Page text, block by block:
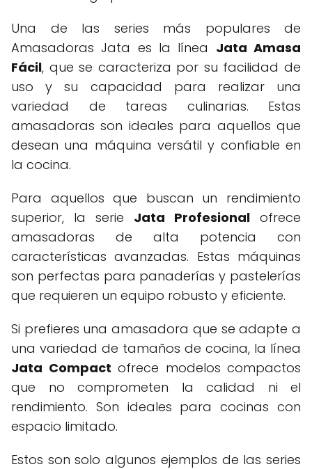
Una de las series más populares de
Amasadoras Jata es la línea Jata Amasa
Fácil, que se caracteriza por su facilidad de
uso y su capacidad para realizar una
variedad de tareas culinarias. Estas
amasadoras son ideales para aquellos que
desean una máquina versátil y confiable en
la cocina.
Para aquellos que buscan un rendimiento
superior, la serie Jata Profesional ofrece
amasadoras de alta potencia con
características avanzadas. Estas máquinas
son perfectas para panaderías y pastelerías
que requieren un equipo robusto y eficiente.
Si prefieres una amasadora que se adapte a
una variedad de tamaños de cocina, la línea
Jata Compact ofrece modelos compactos
que no comprometen la calidad ni el
rendimiento. Son ideales para cocinas con
espacio limitado.
Estos son solo algunos ejemplos de las series